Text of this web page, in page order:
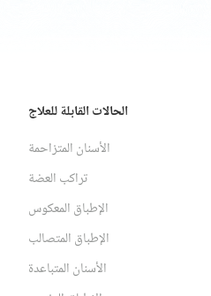
الحالات القابلة للعلاج
الأسنان المتزاحمة
تراكب العضة
الإطباق المعكوس
الإطباق المتصالب
الأسنان المتباعدة